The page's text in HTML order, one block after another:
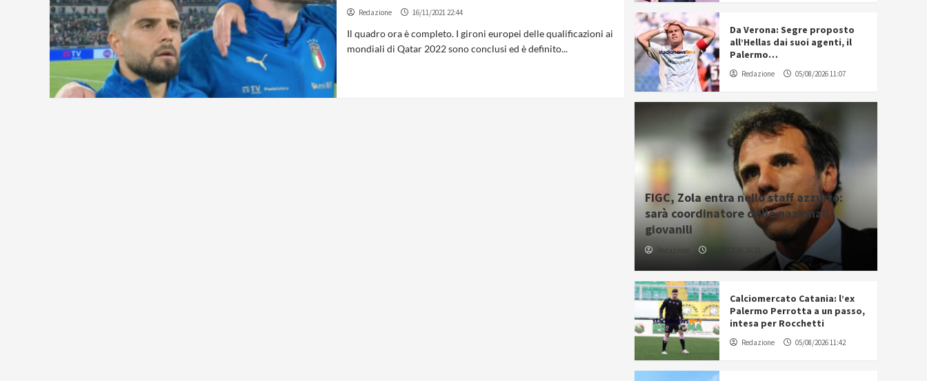
Redazione 16/11/2021 22:44
Il quadro ora è completo. I gironi europei delle qualificazioni ai
mondiali di Qatar 2022 sono conclusi ed è definito...
Da Verona: Segre proposto
all’Hellas dai suoi agenti, il
Palermo…
Redazione 05/08/2026 11:07
FIGC, Zola entra nello staff azzurro:
sarà coordinatore delle nazionali
giovanili
Redazione
Calciomercato Catania: l’ex
Palermo Perrotta a un passo,
intesa per Rocchetti
Redazione 05/08/2026 11:42